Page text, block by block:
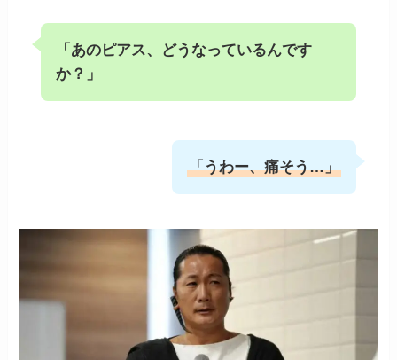
「あのピアス、どうなっているんです
か？」
「うわー、痛そう…」